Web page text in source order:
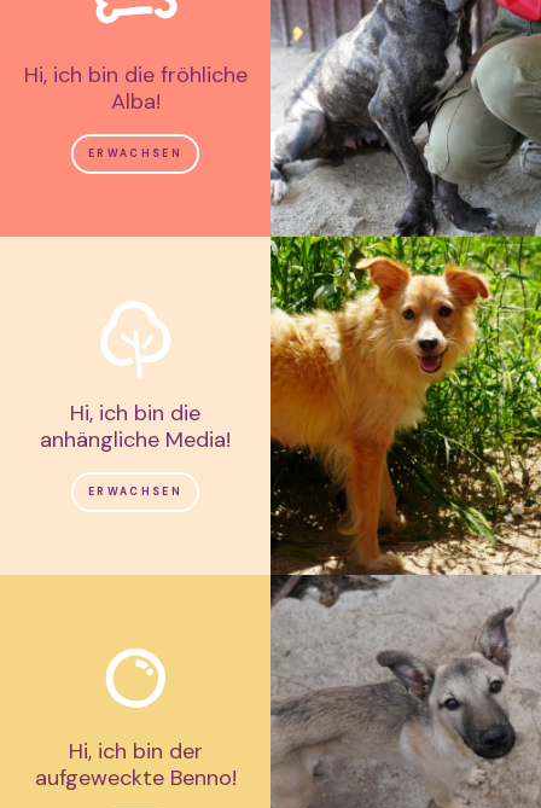
Hi, ich bin die fröhliche
Alba!
ERWACHSEN
Hi, ich bin die
anhängliche Media!
ERWACHSEN
Hi, ich bin der
aufgeweckte Benno!